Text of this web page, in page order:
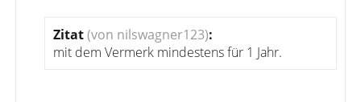
Zitat(von nilswagner123):
mit dem Vermerk mindestens für 1 Jahr.